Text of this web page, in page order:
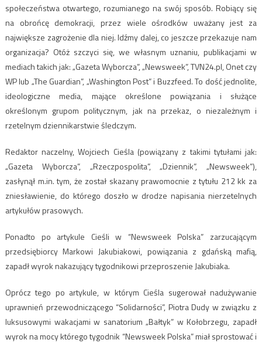
społeczeństwa otwartego, rozumianego na swój sposób. Robiący się
na obrońcę demokracji, przez wiele ośrodków uważany jest za
największe zagrożenie dla niej. Idźmy dalej, co jeszcze przekazuje nam
organizacja? Otóż szczyci się, we własnym uznaniu, publikacjami w
mediach takich jak: „Gazeta Wyborcza”, „Newsweek”, TVN24.pl, Onet czy
WP lub „The Guardian”, „Washington Post” i Buzzfeed. To dość jednolite,
ideologiczne media, mające określone powiązania i służące
określonym grupom politycznym, jak na przekaz, o niezależnym i
rzetelnym dziennikarstwie śledczym.
Redaktor naczelny, Wojciech Cieśla (powiązany z takimi tytułami jak:
„Gazeta Wyborcza”, „Rzeczpospolita”, „Dziennik”, „Newsweek”),
zasłynął m.in. tym, że został skazany prawomocnie z tytułu 212 kk za
zniesławienie, do którego doszło w drodze napisania nierzetelnych
artykułów prasowych.
Ponadto po artykule Cieśli w “Newsweek Polska” zarzucającym
przedsiębiorcy Markowi Jakubiakowi, powiązania z gdańską mafią,
zapadł wyrok nakazujący tygodnikowi przeproszenie Jakubiaka.
Oprócz tego po artykule, w którym Cieśla sugerował nadużywanie
uprawnień przewodniczącego “Solidarności”, Piotra Dudy w związku z
luksusowymi wakacjami w sanatorium „Bałtyk” w Kołobrzegu, zapadł
wyrok na mocy którego tygodnik “Newsweek Polska” miał sprostować i